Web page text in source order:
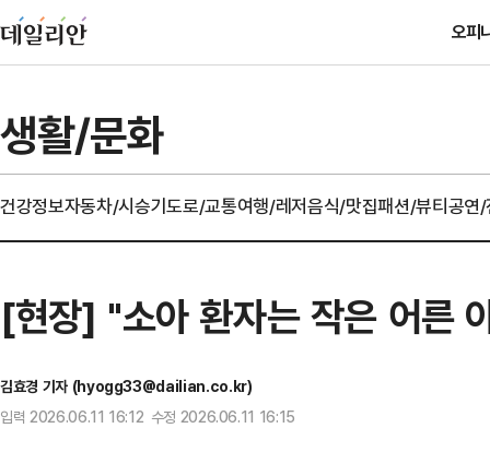
오피
생활/문화
건강정보자동차/시승기도로/교통여행/레저음식/맛집패션/뷰티공연
[현장] "소아 환자는 작은 어른
김효경 기자 (hyogg33@dailian.co.kr)
입력 2026.06.11 16:12 수정 2026.06.11 16:15